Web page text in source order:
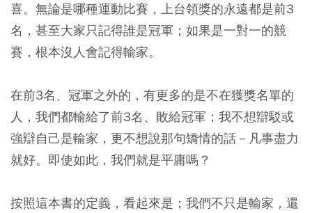
喜。無論是哪種運動比賽，上台領獎的永遠都是前3
名，甚至大家只記得誰是冠軍；如果是一對一的競
賽，根本沒人會記得輸家。
在前3名、冠軍之外的，有更多的是不在獲獎名單的
人，我們都輸給了前3名、敗給冠軍；我不想辯駁或
強辯自己是輸家，更不想說那句矯情的話－凡事盡力
就好。即使如此，我們就是平庸嗎？
按照這本書的定義，看起來是；我們不只是輸家，還